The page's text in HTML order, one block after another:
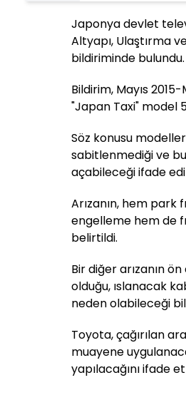
Japonya devlet
Altyapı, Ulaştırma
bildiriminde bulundu.
Bildirim, Mayıs
"Japan Taxi" model
Söz konusu
sabitlenmediği ve
açabileceği ifade
Arızanın, hem
engelleme hem de
belirtildi.
Bir diğer arızanın
olduğu, ıslanacak
neden olabileceği
Toyota, çağırılan
muayene
yapılacağını ifade